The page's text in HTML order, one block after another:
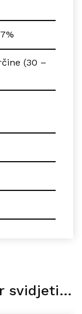
(30 –
svidjeti…